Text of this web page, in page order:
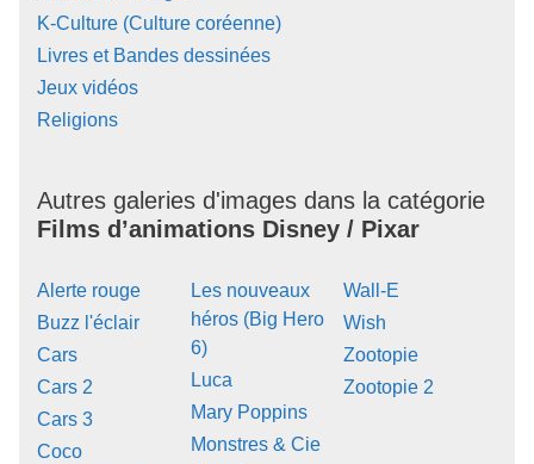
K-Culture (Culture coréenne)
Livres et Bandes dessinées
Jeux vidéos
Religions
Autres galeries d'images dans la catégorie
Films d’animations Disney / Pixar
Alerte rouge
Buzz l'éclair
Cars
Cars 2
Cars 3
Coco
Les nouveaux
héros (Big Hero
6)
Luca
Mary Poppins
Monstres & Cie
Wall-E
Wish
Zootopie
Zootopie 2